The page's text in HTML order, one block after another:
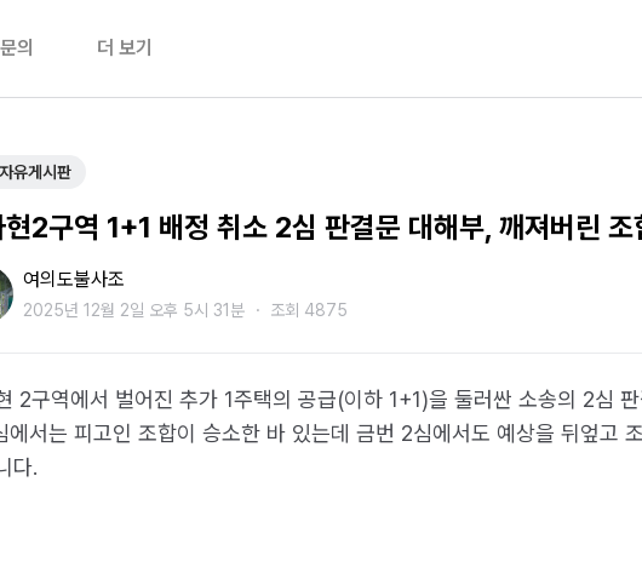
의 더 보기
자유게시판
2구역 1+1 배정 취소 2심 판결문 대해부, 깨져버린 조
여의도불사조
2025년 12월 2일 오후 5시 31분 ・ 조회 4875
2구역에서 벌어진 추가 1주택의 공급(이하 1+1)을 둘러싼 소송의 2심
에서는 피고인 조합이 승소한 바 있는데 금번 2심에서도 예상을 뒤엎고
다.